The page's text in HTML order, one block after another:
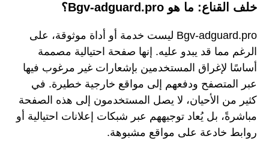
خلف القناع: ما هو Bgv-adguard.pro؟
Bgv-adguard.pro ليست خدمة أو أداة موثوقة، على
الرغم مما قد يبدو عليه. إنها صفحة احتيالية مصممة
أساسًا لإغراق المستخدمين بإشعارات غير مرغوب فيها
عبر المتصفح ودفعهم إلى مواقع خارجية خطيرة. في
كثير من الأحيان، لا يصل المستخدمون إلى هذه الصفحة
مباشرةً، بل يُعاد توجيههم عبر شبكات إعلانات احتيالية أو
روابط خادعة على مواقع مشبوهة.